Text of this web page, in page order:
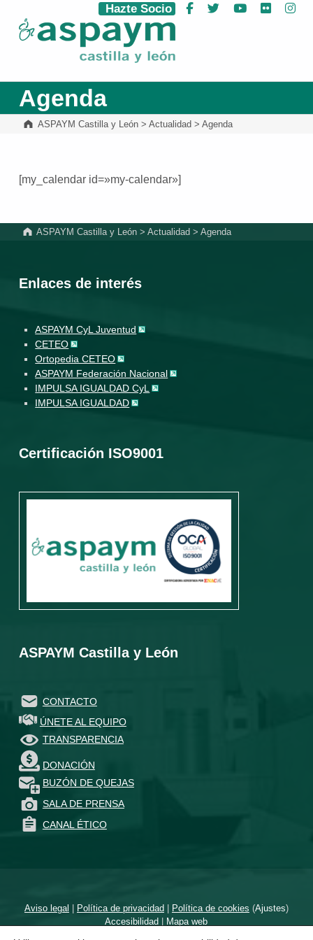
ASPAYM Castilla y León
Hazte Socio Facebook
Twitter YouTube
Flickr
Agenda
ASPAYM Castilla y León> Actualidad > Agenda
[my_calendar id=»my-calendar»]
ASPAYM Castilla y León >Actualidad >Agenda
Enlaces de interés
ASPAYM CyL Juventud
CETEO
Ortopedia CETEO
ASPAYM Federación Nacional
IMPULSA IGUALDAD CyL
IMPULSA IGUALDAD
Certificación ISO9001
ASPAYM Castilla y León
CONTACTO
ÚNETE AL EQUIPO
TRANSPARENCIA
DONACIÓN
BUZÓN DE QUEJAS
SALA DE PRENSA
CANAL ÉTICO
Aviso legal | Política de privacidad| Política de cookies (Ajustes)
Accesibilidad | Mapa web